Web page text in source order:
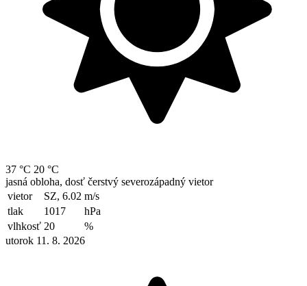
37 °C 20 °C
jasná obloha, dosť čerstvý severozápadný vietor
vietor
SZ, 6.02 m/s
tlak
1017
hPa
vlhkosť 20
%
utorok 11. 8. 2026